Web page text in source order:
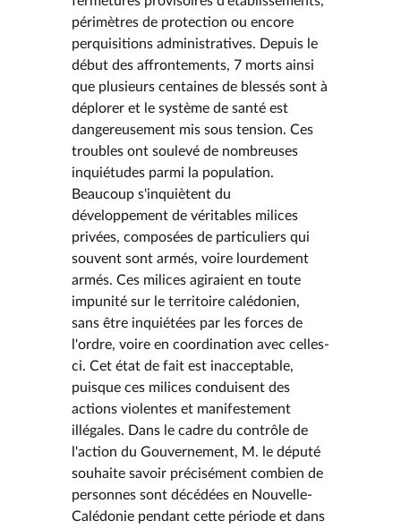
périmètres de protection ou encore
perquisitions administratives. Depuis le
début des affrontements, 7 morts ainsi
que plusieurs centaines de blessés sont à
déplorer et le système de santé est
dangereusement mis sous tension. Ces
troubles ont soulevé de nombreuses
inquiétudes parmi la population.
Beaucoup s'inquiètent du
développement de véritables milices
privées, composées de particuliers qui
souvent sont armés, voire lourdement
armés. Ces milices agiraient en toute
impunité sur le territoire calédonien,
sans être inquiétées par les forces de
l'ordre, voire en coordination avec celles-
ci. Cet état de fait est inacceptable,
puisque ces milices conduisent des
actions violentes et manifestement
illégales. Dans le cadre du contrôle de
l'action du Gouvernement, M. le député
souhaite savoir précisément combien de
personnes sont décédées en Nouvelle-
Calédonie pendant cette période et dans